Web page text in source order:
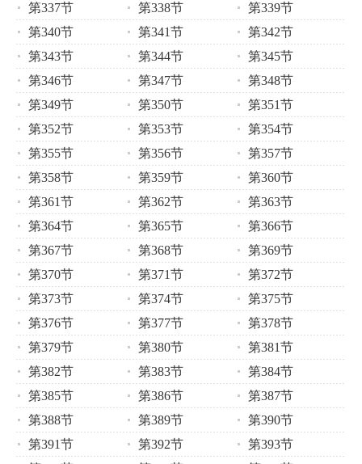
第337节
第338节
第339节
第340节
第341节
第342节
第343节
第344节
第345节
第346节
第347节
第348节
第349节
第350节
第351节
第352节
第353节
第354节
第355节
第356节
第357节
第358节
第359节
第360节
第361节
第362节
第363节
第364节
第365节
第366节
第367节
第368节
第369节
第370节
第371节
第372节
第373节
第374节
第375节
第376节
第377节
第378节
第379节
第380节
第381节
第382节
第383节
第384节
第385节
第386节
第387节
第388节
第389节
第390节
第391节
第392节
第393节